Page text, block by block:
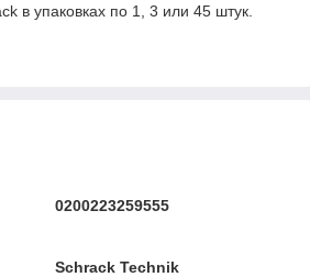
в упаковках по 1, 3 или 45 штук.
0200223259555
Schrack Technik